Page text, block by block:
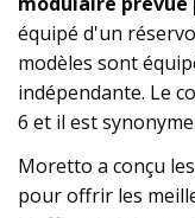
équipé d'un
modèles sont
indépendante. Le
6 et il est
Moretto a conçu
pour offrir les